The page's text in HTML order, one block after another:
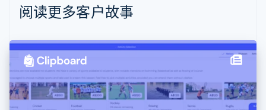
阅读更多客户故事
Nederlands Français Deutsch
波兰
丹麦
English
德国
Deutsch English
法国
FrançaisEnglish